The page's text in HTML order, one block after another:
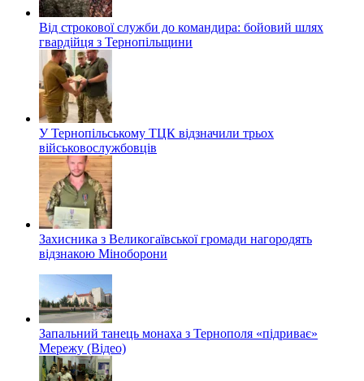
Від строкової служби до командира: бойовий шлях
гвардійця з Тернопільщини
У Тернопільському ТЦК відзначили трьох
військовослужбовців
Захисника з Великогаївської громади нагородять
відзнакою Міноборони
Запальний танець монаха з Тернополя «підриває»
Мережу (Відео)